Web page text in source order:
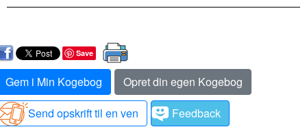
Save
Gem i Min Kogebog
Opret din egen Kogebog
Send opskrift til en ven
Feedback